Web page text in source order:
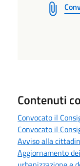
Contenuti
Convocato il
Convocato il
Avviso alla
Aggiornamento